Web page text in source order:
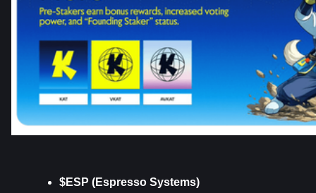
$ESP (Espresso Systems)